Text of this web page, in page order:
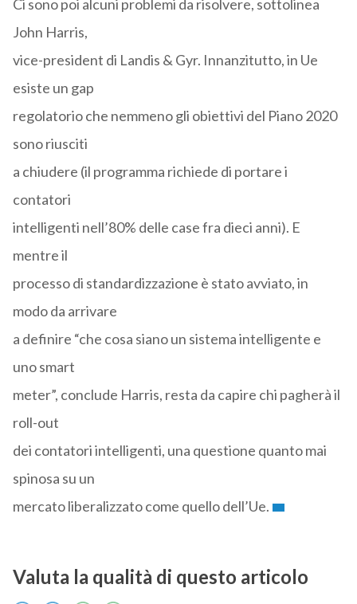
Ci sono poi alcuni problemi da risolvere, sottolinea
John Harris,
vice-president di Landis & Gyr. Innanzitutto, in Ue
esiste un gap
regolatorio che nemmeno gli obiettivi del Piano 2020
sono riusciti
a chiudere (il programma richiede di portare i
contatori
intelligenti nell’80% delle case fra dieci anni). E
mentre il
processo di standardizzazione è stato avviato, in
modo da arrivare
a definire “che cosa siano un sistema intelligente e
uno smart
meter”, conclude Harris, resta da capire chi pagherà il
roll-out
dei contatori intelligenti, una questione quanto mai
spinosa su un
mercato liberalizzato come quello dell’Ue.
Valuta la qualità di questo articolo